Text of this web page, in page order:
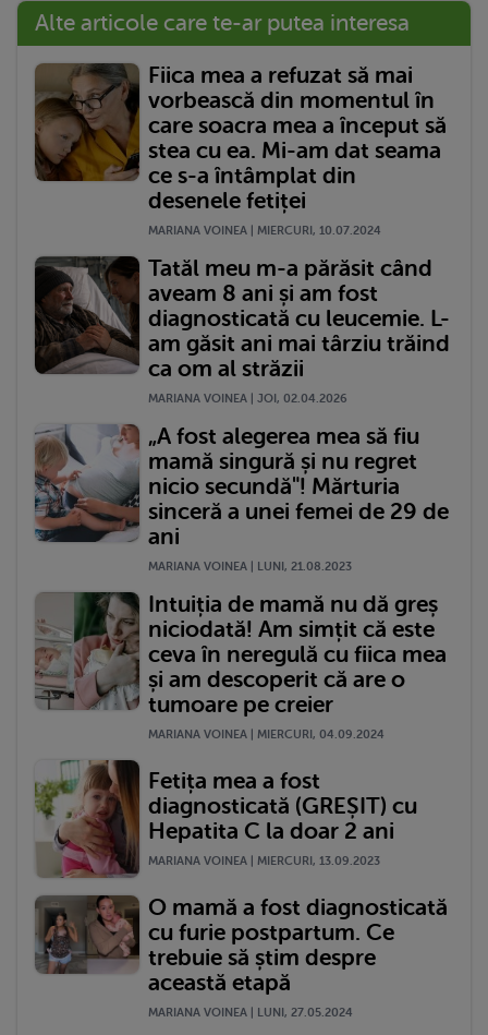
Alte articole care te-ar putea interesa
Fiica mea a refuzat să mai
vorbească din momentul în
care soacra mea a început să
stea cu ea. Mi-am dat seama
ce s-a întâmplat din
desenele fetiței
MARIANA VOINEA | MIERCURI, 10.07.2024
Tatăl meu m-a părăsit când
aveam 8 ani și am fost
diagnosticată cu leucemie. L-
am găsit ani mai târziu trăind
ca om al străzii
MARIANA VOINEA | JOI, 02.04.2026
„A fost alegerea mea să fiu
mamă singură și nu regret
nicio secundă"! Mărturia
sinceră a unei femei de 29 de
ani
MARIANA VOINEA | LUNI, 21.08.2023
Intuiția de mamă nu dă greș
niciodată! Am simțit că este
ceva în neregulă cu fiica mea
și am descoperit că are o
tumoare pe creier
MARIANA VOINEA | MIERCURI, 04.09.2024
Fetița mea a fost
diagnosticată (GREȘIT) cu
Hepatita C la doar 2 ani
MARIANA VOINEA | MIERCURI, 13.09.2023
O mamă a fost diagnosticată
cu furie postpartum. Ce
trebuie să știm despre
această etapă
MARIANA VOINEA | LUNI, 27.05.2024